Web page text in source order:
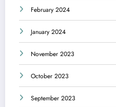
February 2024
January 2024
November 2023
October 2023
September 2023